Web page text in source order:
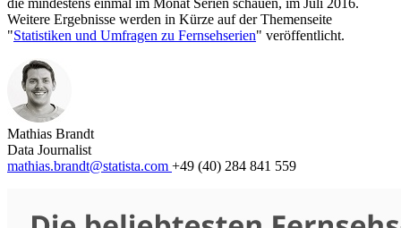
die mindestens einmal im Monat Serien schauen, im Juli 2016.
Weitere Ergebnisse werden in Kürze auf der Themenseite
"Statistiken und Umfragen zu Fernsehserien" veröffentlicht.
Mathias Brandt
Data Journalist
mathias.brandt@statista.com +49 (40) 284 841 559